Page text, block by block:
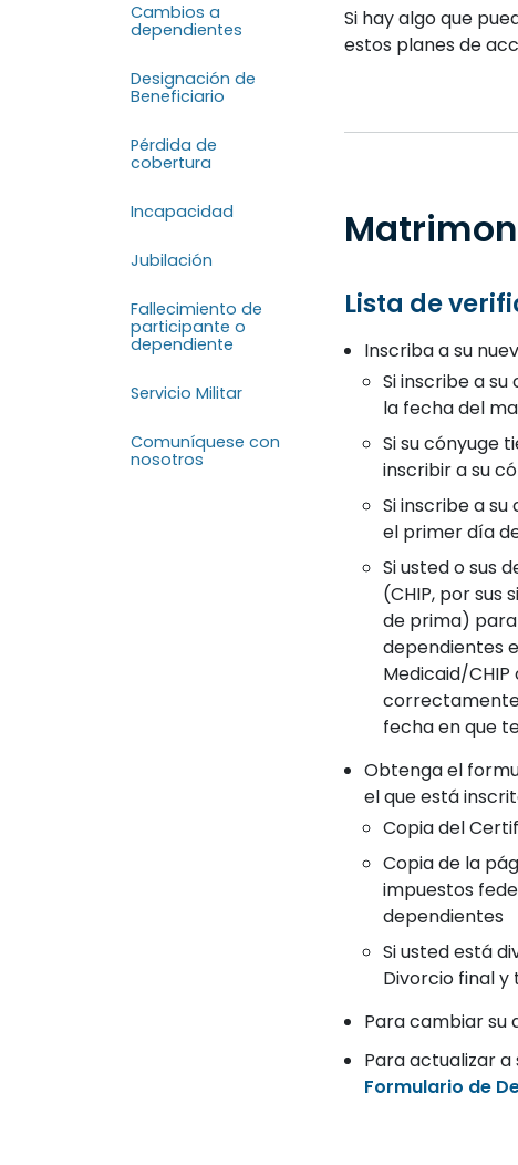
Cambios a
dependientes
Designación de
Beneficiario
Pérdida de
cobertura
Incapacidad
Jubilación
Fallecimiento de
participante o
dependiente
Servicio Militar
Comuníquese con
nosotros
Si hay algo que
estos planes de
Lista de
Inscriba a su
Si inscribe a
la fecha del
Si su cónyuge
inscribir a su
Si inscribe a
el primer día
Si usted o sus
(CHIP, por sus
de prima) para
dependientes
Medicaid/
fecha en que
Obtenga el
el que está
Copia del
Copia de la
impuestos
dependientes
Si usted está
Divorcio final y
Para cambiar su
Para actualizar
Formulario de